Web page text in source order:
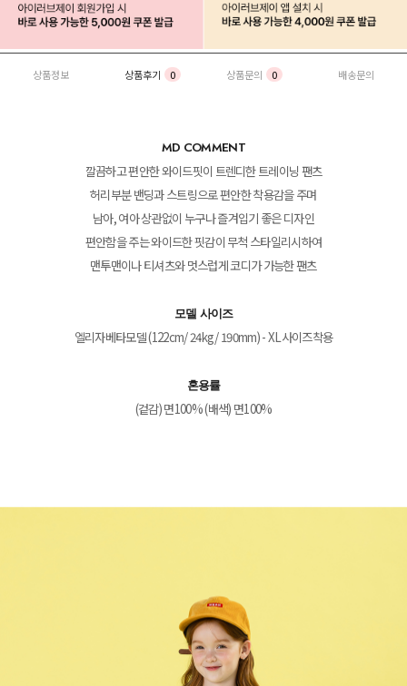
상품정보 상품후기 0 상품문의 0 배송문의
MD COMMENT
깔끔하고 편안한 와이드핏이 트렌디한 트레이닝 팬츠
허리부분 밴딩과 스트링으로 편안한 착용감을 주며
남아, 여아 상관없이 누구나 즐겨입기 좋은 디자인
편안함을 주는 와이드한 핏감이 무척 스타일리시하여
맨투맨이나 티셔츠와 멋스럽게 코디가 가능한 팬츠
모델 사이즈
엘리자베타모델 (122cm/ 24kg/ 190mm) - XL사이즈착용
혼용률
(겉감) 면100% (배색) 면100%